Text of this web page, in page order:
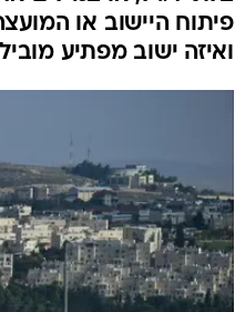
האם
צריך
אחד מהנתונים
בלתי רגיל, או
פיתוח היישוב או
ואיזה ישוב מפתיע